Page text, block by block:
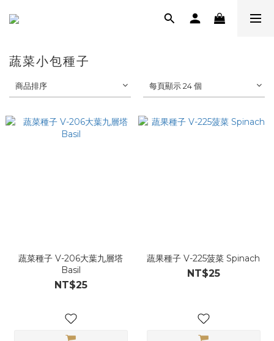
蔬菜小包種子
商品排序 每頁顯示 24 個
蔬菜種子 V-206大葉九層塔
Basil
NT$25
蔬果種子 V-225菠菜 Spinach
NT$25